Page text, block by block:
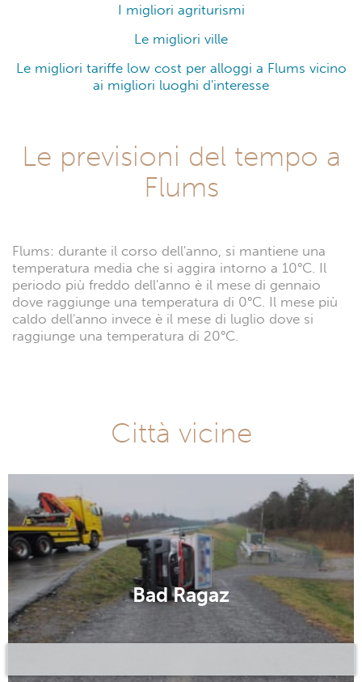
I migliori agriturismi
Le migliori ville
Le migliori tariffe low cost per alloggi a Flums vicino
ai migliori luoghi d'interesse
Le previsioni del tempo a
Flums
Flums: durante il corso dell'anno, si mantiene una
temperatura media che si aggira intorno a 10°C. Il
periodo più freddo dell'anno è il mese di gennaio
dove raggiunge una temperatura di 0°C. Il mese più
caldo dell'anno invece è il mese di luglio dove si
raggiunge una temperatura di 20°C.
Città vicine
Bad Ragaz